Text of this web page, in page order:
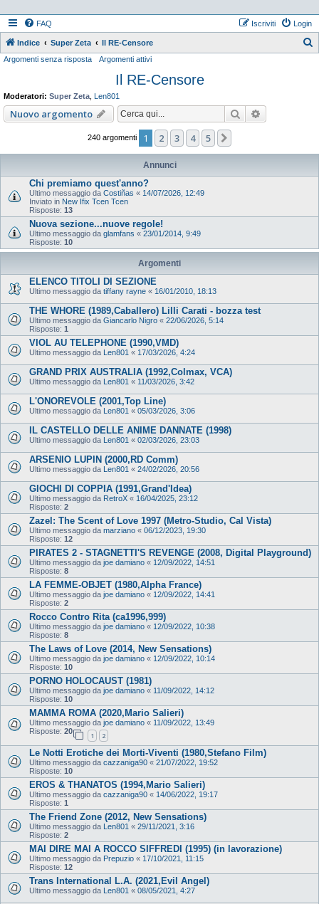
FAQ Login
Iscriviti
Indice Super Zeta Il RE-Censore
Argomenti senza risposta Argomenti attivi
Il RE-Censore
Moderatori: Super Zeta Len801
Nuovo argomento Cerca
240 argomenti 1 2 3 4 5
Annunci
Chi premiamo quest'anno?
Ultimo messaggio da Costiñas « 14/07/2026, 12:49
Inviato in New Ifix Tcen Tcen
Risposte: 13
Nuova sezione...nuove regole!
Ultimo messaggio da glamfans « 23/01/2014, 9:49
Risposte: 10
Argomenti
ELENCO TITOLI DI SEZIONE
Ultimo messaggio da tiffany rayne « 16/01/2010, 18:13
THE WHORE (1989,Caballero) Lilli Carati - bozza test
Ultimo messaggio da Giancarlo Nigro « 22/06/2026, 5:14
Risposte: 1
VIOL AU TELEPHONE (1990,VMD)
Ultimo messaggio da Len801 « 17/03/2026, 4:24
GRAND PRIX AUSTRALIA (1992,Colmax, VCA)
Ultimo messaggio da Len801 « 11/03/2026, 3:42
L'ONOREVOLE (2001,Top Line)
Ultimo messaggio da Len801 « 05/03/2026, 3:06
IL CASTELLO DELLE ANIME DANNATE (1998)
Ultimo messaggio da Len801 « 02/03/2026, 23:03
ARSENIO LUPIN (2000,RD Comm)
Ultimo messaggio da Len801 « 24/02/2026, 20:56
GIOCHI DI COPPIA (1991,Grand'Idea)
Ultimo messaggio da RetroX « 16/04/2025, 23:12
Risposte: 2
Zazel: The Scent of Love 1997 (Metro-Studio, Cal Vista)
Ultimo messaggio da marziano « 06/12/2023, 19:30
Risposte: 12
PIRATES 2 - STAGNETTI'S REVENGE (2008, Digital Playground)
Ultimo messaggio da joe damiano « 12/09/2022, 14:51
Risposte: 8
LA FEMME-OBJET (1980,Alpha France)
Ultimo messaggio da joe damiano « 12/09/2022, 14:41
Risposte: 2
Rocco Contro Rita (ca1996,999)
Ultimo messaggio da joe damiano « 12/09/2022, 10:38
Risposte: 8
The Laws of Love (2014, New Sensations)
Ultimo messaggio da joe damiano « 12/09/2022, 10:14
Risposte: 10
PORNO HOLOCAUST (1981)
Ultimo messaggio da joe damiano « 11/09/2022, 14:12
Risposte: 10
MAMMA ROMA (2020,Mario Salieri)
Ultimo messaggio da joe damiano « 11/09/2022, 13:49
Risposte: 20
1 2
Le Notti Erotiche dei Morti-Viventi (1980,Stefano Film)
Ultimo messaggio da cazzaniga90 « 21/07/2022, 19:52
Risposte: 10
EROS & THANATOS (1994,Mario Salieri)
Ultimo messaggio da cazzaniga90 « 14/06/2022, 19:17
Risposte: 1
The Friend Zone (2012, New Sensations)
Ultimo messaggio da Len801 « 29/11/2021, 3:16
Risposte: 2
MAI DIRE MAI A ROCCO SIFFREDI (1995) (in lavorazione)
Ultimo messaggio da Prepuzio « 17/10/2021, 11:15
Risposte: 12
Trans International L.A. (2021,Evil Angel)
Ultimo messaggio da Len801 « 08/05/2021, 4:27